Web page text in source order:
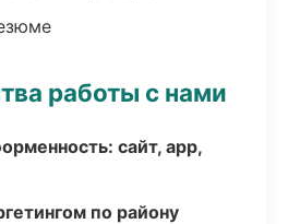
работы с нами
сайт, app,
по району